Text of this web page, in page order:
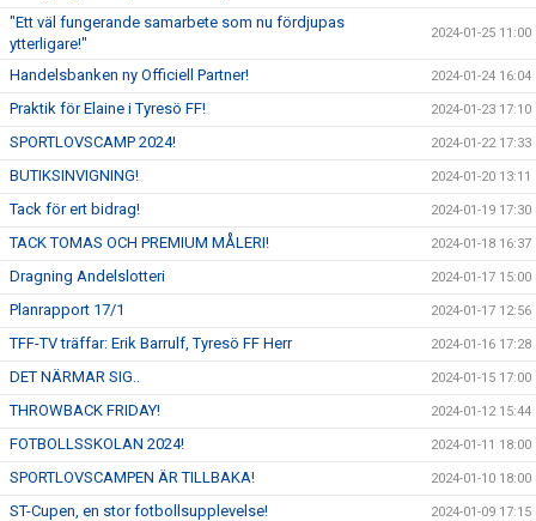
"Ett väl fungerande samarbete som nu fördjupas
ytterligare!"
2024-01-25 11:00
Handelsbanken ny Officiell Partner! 2024-01-24 16:04
Praktik för Elaine i Tyresö FF! 2024-01-23 17:10
SPORTLOVSCAMP 2024! 2024-01-22 17:33
BUTIKSINVIGNING! 2024-01-20 13:11
Tack för ert bidrag! 2024-01-19 17:30
TACK TOMAS OCH PREMIUM MÅLERI! 2024-01-18 16:37
Dragning Andelslotteri 2024-01-17 15:00
Planrapport 17/1 2024-01-17 12:56
TFF-TV träffar: Erik Barrulf, Tyresö FF Herr 2024-01-16 17:28
DET NÄRMAR SIG.. 2024-01-15 17:00
THROWBACK FRIDAY! 2024-01-12 15:44
FOTBOLLSSKOLAN 2024! 2024-01-11 18:00
SPORTLOVSCAMPEN ÄR TILLBAKA! 2024-01-10 18:00
ST-Cupen, en stor fotbollsupplevelse! 2024-01-09 17:15